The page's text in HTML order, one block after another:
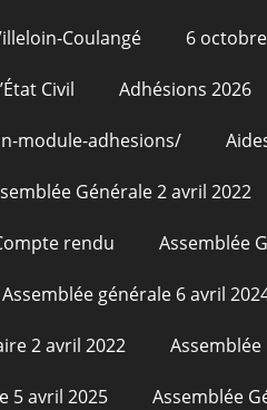
Coulangé 6
Civil Adhésions 2026
module-adhesions/
Générale 2 avril 2022
rendu Assemblée
Assemblée générale 6 avril
2 avril 2022
5 avril 2025 Assemblée